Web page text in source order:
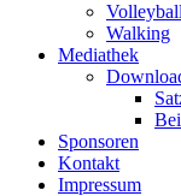
Volleyball
Walking
Mediathek
Sponsoren
Kontakt
Impressum